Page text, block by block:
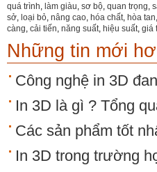
quá trình làm giàu sơ bộ quan trọng
sở loại bỏ nâng cao hóa chất hòa tan
càng cải tiến năng suất hiệu suất giá
Những tin mới
Công nghệ in 3D
In 3D là gì ? Tổng
Các sản phẩm tốt
In 3D trong trường